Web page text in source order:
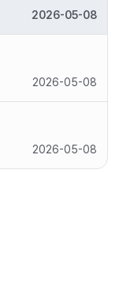
2026-05-08
2026-05-08
2026-05-08